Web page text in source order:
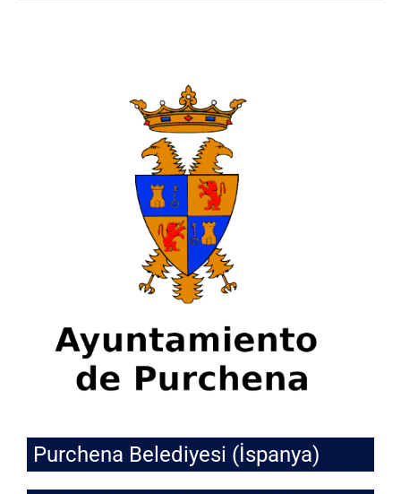
Purchena Belediyesi (İspanya)